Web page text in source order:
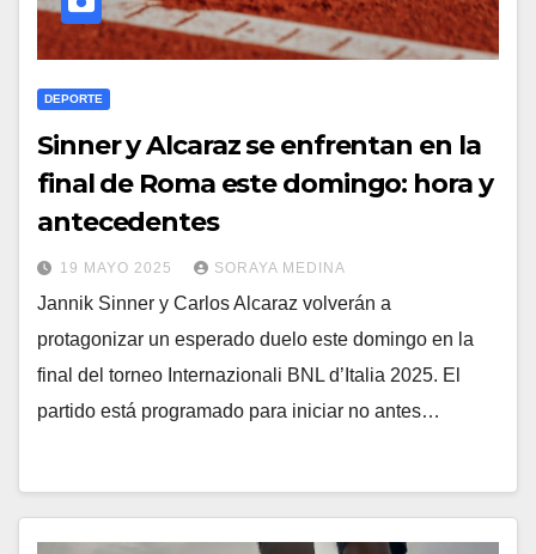
DEPORTE
Sinner y Alcaraz se enfrentan en la
final de Roma este domingo: hora y
antecedentes
19 MAYO 2025 SORAYA MEDINA
Jannik Sinner y Carlos Alcaraz volverán a
protagonizar un esperado duelo este domingo en la
final del torneo Internazionali BNL d’Italia 2025. El
partido está programado para iniciar no antes…